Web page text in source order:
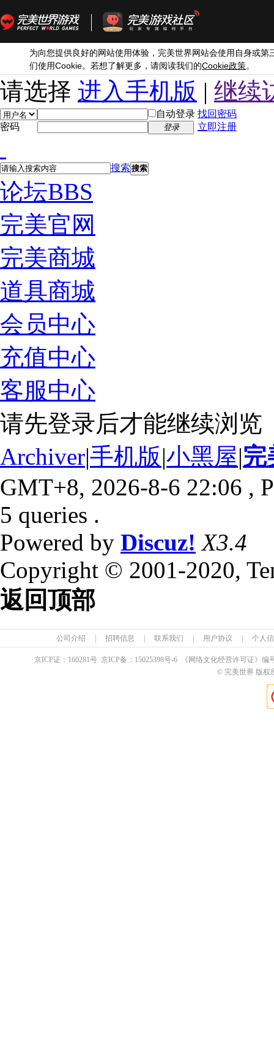
为向您提供良好的网站使用体验，完美世界网站会使用自身或第
们使用Cookie。若想了解更多，请阅读我们的Cookie政策。
请选择 进入手机版 | 继续
自动登录 找回密码
密码
登录 立即注册
搜索 搜索
论坛BBS
完美官网
完美商城
道具商城
会员中心
充值中心
客服中心
请先登录后才能继续浏览
Archiver|手机版|小黑屋|完
GMT+8, 2026-8-6 22:06 ,
5 queries .
Powered by Discuz! X3.4
Copyright © 2001-2020,
返回顶部
公司介绍 招聘信息 联系我们 用户协议 个人
京ICP证： 160281号 京ICP备： 15025398号-6 《网络文化经营许可证》编
© 完美世界 版权